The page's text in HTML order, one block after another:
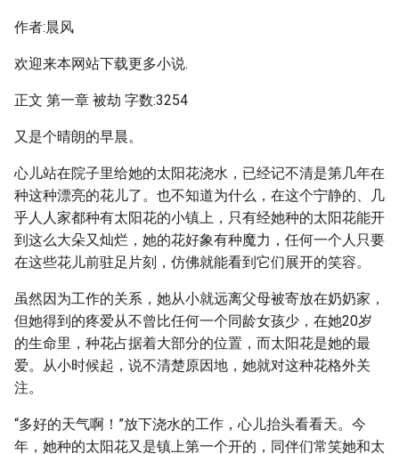
作者:晨风
欢迎来本网站下载更多小说.
正文 第一章 被劫 字数:3254
又是个晴朗的早晨。
心儿站在院子里给她的太阳花浇水，已经记不清是第几年在
种这种漂亮的花儿了。也不知道为什么，在这个宁静的、几
乎人人家都种有太阳花的小镇上，只有经她种的太阳花能开
到这么大朵又灿烂，她的花好象有种魔力，任何一个人只要
在这些花儿前驻足片刻，仿佛就能看到它们展开的笑容。
虽然因为工作的关系，她从小就远离父母被寄放在奶奶家，
但她得到的疼爱从不曾比任何一个同龄女孩少，在她20岁
的生命里，种花占据着大部分的位置，而太阳花是她的最
爱。从小时候起，说不清楚原因地，她就对这种花格外关
注。
“多好的天气啊！”放下浇水的工作，心儿抬头看看天。今
年，她种的太阳花又是镇上第一个开的，同伴们常笑她和太